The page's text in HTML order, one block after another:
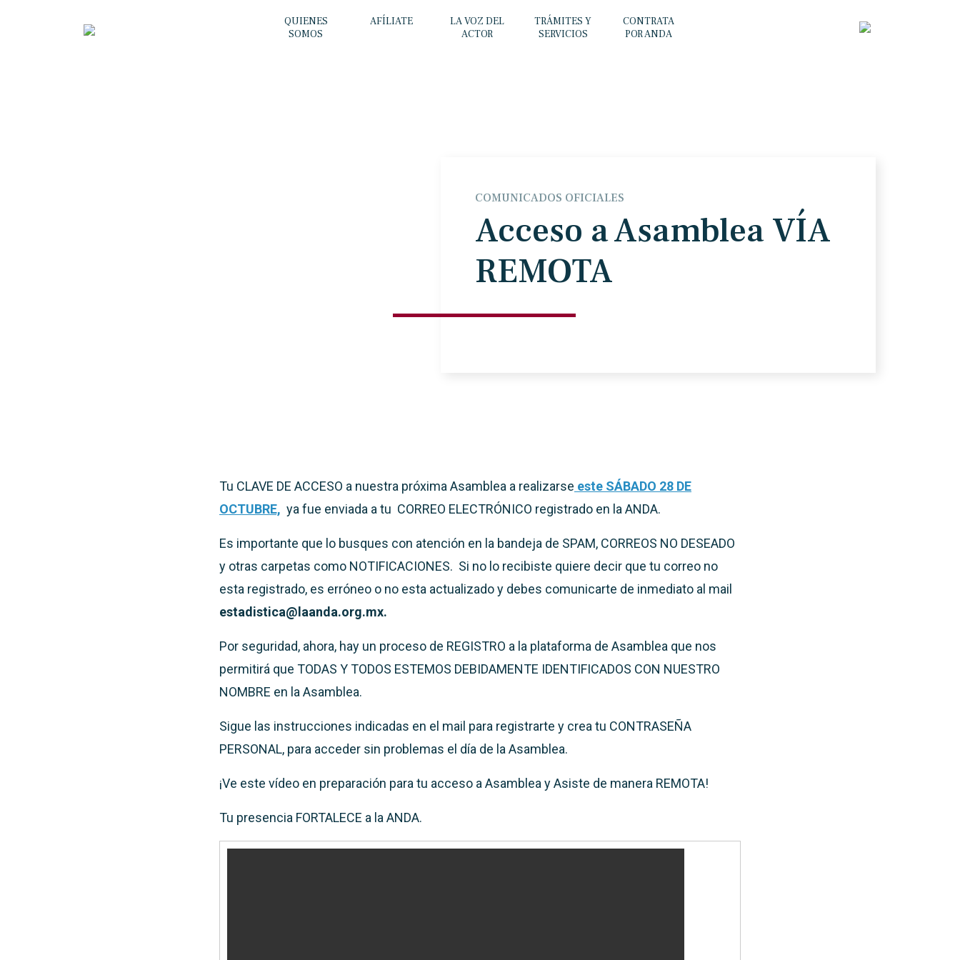
QUIENES
SOMOS
AFÍLIATE
LA VOZ DEL
ACTOR
TRÁMITES Y
SERVICIOS
CONTRATA
POR ANDA
COMUNICADOS OFICIALES
Acceso a Asamblea VÍA
REMOTA
Tu CLAVE DE ACCESO a nuestra próxima Asamblea a realizarse este SÁBADO 28 DE
OCTUBRE, ya fue enviada a tu CORREO ELECTRÓNICO registrado en la ANDA.
Es importante que lo busques con atención en la bandeja de SPAM, CORREOS NO DESEADO
y otras carpetas como NOTIFICACIONES. Si no lo recibiste quiere decir que tu correo no
esta registrado, es erróneo o no esta actualizado y debes comunicarte de inmediato al mail
estadistica@laanda.org.mx.
Por seguridad, ahora, hay un proceso de REGISTRO a la plataforma de Asamblea que nos
permitirá que TODAS Y TODOS ESTEMOS DEBIDAMENTE IDENTIFICADOS CON NUESTRO
NOMBRE en la Asamblea.
Sigue las instrucciones indicadas en el mail para registrarte y crea tu CONTRASEÑA
PERSONAL, para acceder sin problemas el día de la Asamblea.
¡Ve este vídeo en preparación para tu acceso a Asamblea y Asiste de manera REMOTA!
Tu presencia FORTALECE a la ANDA.